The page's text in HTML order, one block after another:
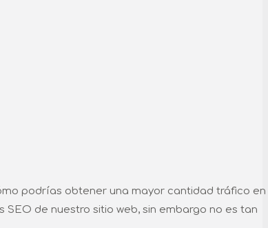
podrías obtener una mayor cantidad tráfico en
de nuestro sitio web, sin embargo no es tan